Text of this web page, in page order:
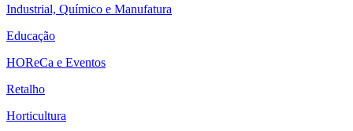
Industrial, Químico e Manufatura
Educação
HOReCa e Eventos
Retalho
Horticultura